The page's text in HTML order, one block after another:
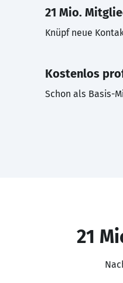
21 Mio.
Knüpf neue
Kostenlos
Schon als Basis-
21